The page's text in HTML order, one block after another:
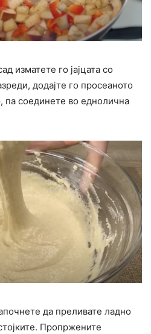
изматете го јајцата со
додајте го просеаното
соединете во еднолична
да преливате ладно
Пропржените